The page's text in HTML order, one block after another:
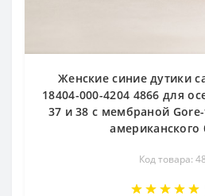
Женские синие дутики
18404-000-4204 4866 для
37 и 38 с мембраной
американского
Код товара: